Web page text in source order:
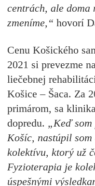
centrách, ale doma
zmeníme,“ hovorí
Cenu Košického
2021 si prevezme
liečebnej
Košice – Šaca. Za
primárom, sa
dopredu. „Keď
Košíc, nastúpil som
kolektívu, ktorý už
Fyzioterapia je
úspešnými